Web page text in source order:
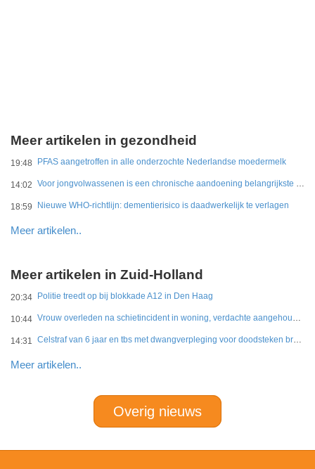
Meer artikelen in gezondheid
19:48 PFAS aangetroffen in alle onderzochte Nederlandse moedermelk
14:02 Voor jongvolwassenen is een chronische aandoening belangrijkste belemmering
18:59 Nieuwe WHO-richtlijn: dementierisico is daadwerkelijk te verlagen
Meer artikelen..
Meer artikelen in Zuid-Holland
20:34 Politie treedt op bij blokkade A12 in Den Haag
10:44 Vrouw overleden na schietincident in woning, verdachte aangehouden
14:31 Celstraf van 6 jaar en tbs met dwangverpleging voor doodsteken broer in Gouda
Meer artikelen..
Overig nieuws